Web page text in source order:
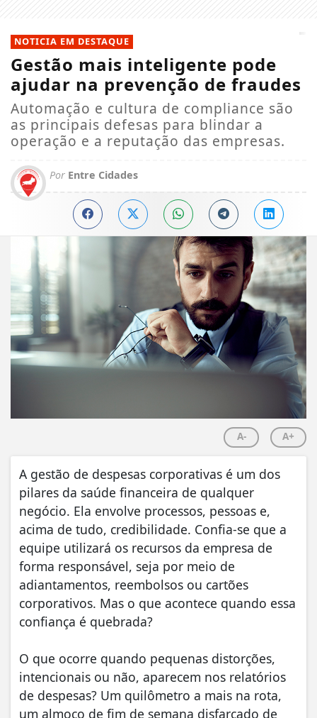
NOTICIA EM DESTAQUE
Gestão mais inteligente pode
ajudar na prevenção de fraudes
Automação e cultura de compliance são
as principais defesas para blindar a
operação e a reputação das empresas.
Por Entre Cidades
A- A+
A gestão de despesas corporativas é um dos
pilares da saúde financeira de qualquer
negócio. Ela envolve processos, pessoas e,
acima de tudo, credibilidade. Confia-se que a
equipe utilizará os recursos da empresa de
forma responsável, seja por meio de
adiantamentos, reembolsos ou cartões
corporativos. Mas o que acontece quando essa
confiança é quebrada?
O que ocorre quando pequenas distorções,
intencionais ou não, aparecem nos relatórios
de despesas? Um quilômetro a mais na rota,
um almoço de fim de semana disfarçado de